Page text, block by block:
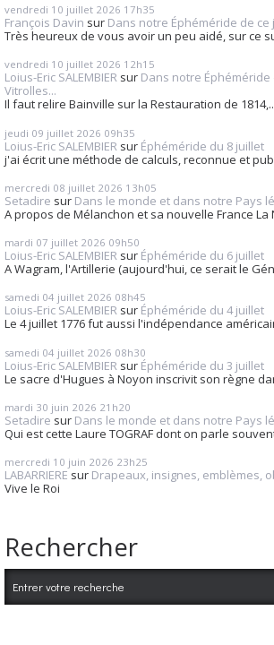
vendredi 10 juillet 2026 17h35
François Davin sur Dans notre Éphéméride de ce
Très heureux de vous avoir un peu aidé, sur ce
vendredi 10 juillet 2026 12h15
Loius-Eric SALEMBIER sur Dans notre Éphéméride
Vitrolles...
Il faut relire Bainville sur la Restauration de
jeudi 09 juillet 2026 09h35
Loius-Eric SALEMBIER sur Éphéméride du 8 juillet
j'ai écrit une méthode de calculs, reconnue et
mercredi 08 juillet 2026 13h05
Setadire sur Dans le monde et dans notre Pays
A propos de Mélanchon et sa nouvelle France La
mardi 07 juillet 2026 09h50
Loius-Eric SALEMBIER sur Éphéméride du 6 juillet
A Wagram, l'Artillerie (aujourd'hui, ce serait le
samedi 04 juillet 2026 08h45
Loius-Eric SALEMBIER sur Éphéméride du 4 juillet
Le 4 juillet 1776 fut aussi l'indépendance
samedi 04 juillet 2026 08h30
Loius-Eric SALEMBIER sur Éphéméride du 3 juillet
Le sacre d'Hugues à Noyon inscrivit son règne
mardi 30 juin 2026 21h20
Setadire sur Dans le monde et dans notre Pays
Qui est cette Laure TOGRAF dont on parle
mercredi 10 juin 2026 23h25
LABARRIERE sur Drapeaux, insignes, emblèmes,
Vive le Roi
Rechercher